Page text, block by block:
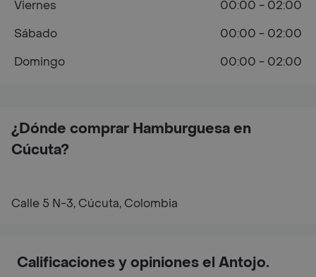
¿Dónde comprar Hamburguesa en
Cúcuta?
Calle 5 N-3, Cúcuta, Colombia
Viernes
00:00 - 02:00
Sábado
00:00 - 02:00
Domingo
00:00 - 02:00
Calificaciones y opiniones el Antojo.